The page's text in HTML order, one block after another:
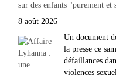
sur des enfants "purement
8 août 2026
Un document
la presse ce
défaillances
violences